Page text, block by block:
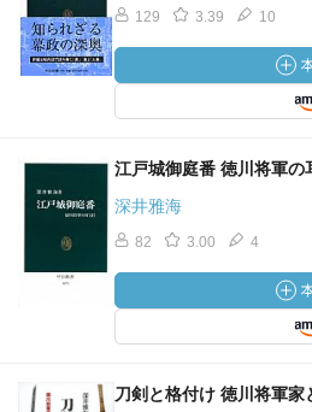
129 3.39 10
江戸城御庭番 徳川将軍
深井雅海
82 3.00 4
刀剣と格付け 徳川将軍家